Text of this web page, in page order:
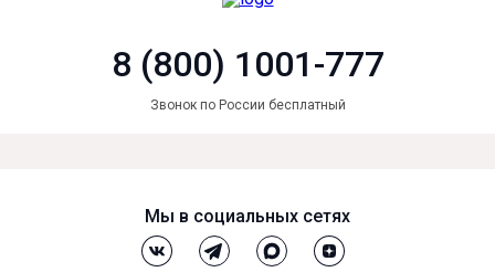
8 (800) 1001-777
Звонок по России бесплатный
Мы в социальных сетях